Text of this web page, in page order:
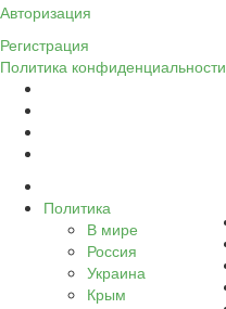
Авторизация
Регистрация
Политика конфиденциальности
Политика
В мире
Россия
Украина
Крым